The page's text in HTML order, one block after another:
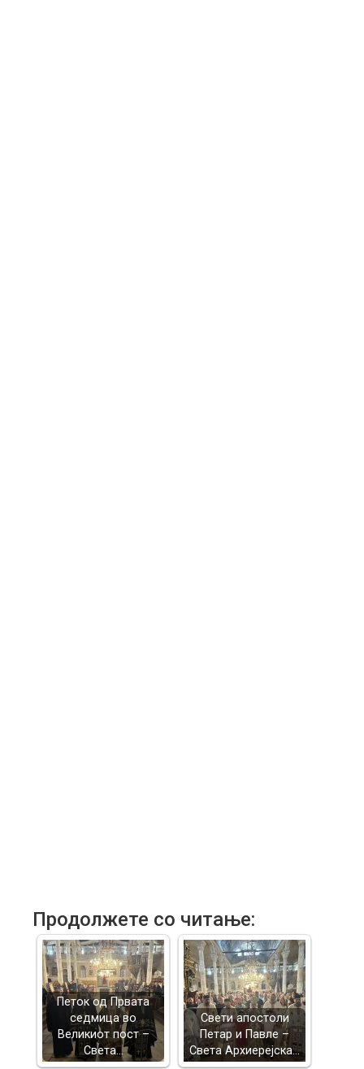
Продолжете со читање:
Петок од Првата
седмица во
Великиот пост –
Света…
Свети апостоли
Петар и Павле –
Света Архиерејска…